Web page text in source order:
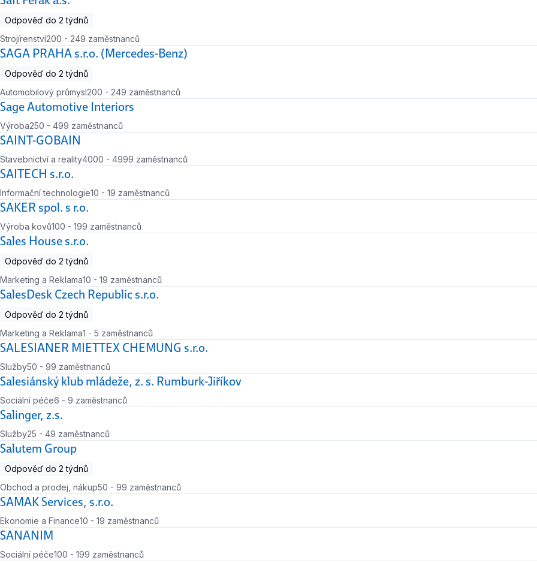
Odpověď do 2 týdnů
Strojírenství
Počet zaměstnanců
200 - 249 zaměstnanců
SAGA PRAHA s.r.o. (Mercedes-Benz)
Odpověď do 2 týdnů
Automobilový průmysl
Počet zaměstnanců
200 - 249 zaměstnanců
Sage Automotive Interiors
Výroba
Počet zaměstnanců
250 - 499 zaměstnanců
SAINT-GOBAIN
Stavebnictví a reality
Počet zaměstnanců
4000 - 4999 zaměstnanců
SAITECH s.r.o.
Informační technologie
Počet zaměstnanců
10 - 19 zaměstnanců
SAKER spol. s r.o.
Výroba kovů
Počet zaměstnanců
100 - 199 zaměstnanců
Sales House s.r.o.
Odpověď do 2 týdnů
Marketing a Reklama
Počet zaměstnanců
10 - 19 zaměstnanců
SalesDesk Czech Republic s.r.o.
Odpověď do 2 týdnů
Marketing a Reklama
Počet zaměstnanců
1 - 5 zaměstnanců
SALESIANER MIETTEX CHEMUNG s.r.o.
Služby
Počet zaměstnanců
50 - 99 zaměstnanců
Salesiánský klub mládeže, z. s. Rumburk-Jiříkov
Sociální péče
Počet zaměstnanců
6 - 9 zaměstnanců
Salinger, z.s.
Služby
Počet zaměstnanců
25 - 49 zaměstnanců
Salutem Group
Odpověď do 2 týdnů
Obchod a prodej, nákup
Počet zaměstnanců
50 - 99 zaměstnanců
SAMAK Services, s.r.o.
Ekonomie a Finance
Počet zaměstnanců
10 - 19 zaměstnanců
SANANIM
Sociální péče
Počet zaměstnanců
100 - 199 zaměstnanců